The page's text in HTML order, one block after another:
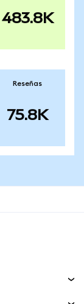
483.8K
Reseñas
75.8K